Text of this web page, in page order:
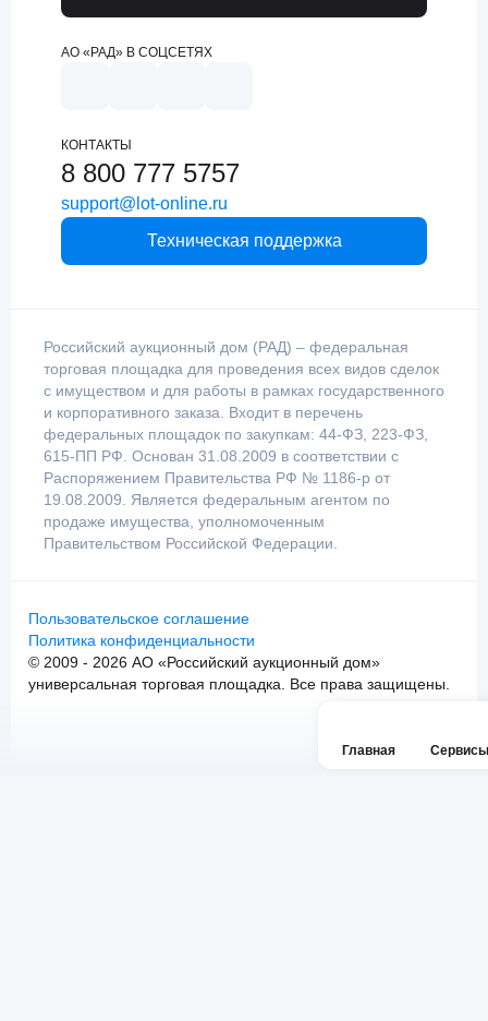
Главная Сервисы
АО «РАД» В СОЦСЕТЯХ
КОНТАКТЫ
8 800 777 5757
support@lot-online.ru
Техническая поддержка
Российский аукционный дом (РАД) – федеральная
торговая площадка для проведения всех видов сделок
с имуществом и для работы в рамках государственного
и корпоративного заказа. Входит в перечень
федеральных площадок по закупкам: 44-ФЗ, 223-ФЗ,
615-ПП РФ. Основан 31.08.2009 в соответствии с
Распоряжением Правительства РФ № 1186-р от
19.08.2009. Является федеральным агентом по
продаже имущества, уполномоченным
Правительством Российской Федерации.
Пользовательское соглашение
Политика конфиденциальности
© 2009 - 2026 АО «Российский аукционный дом»
универсальная торговая площадка. Все права защищены.